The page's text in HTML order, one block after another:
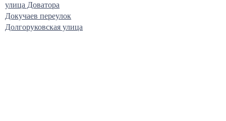
улица Доватора
Докучаев переулок
Долгоруковская улица